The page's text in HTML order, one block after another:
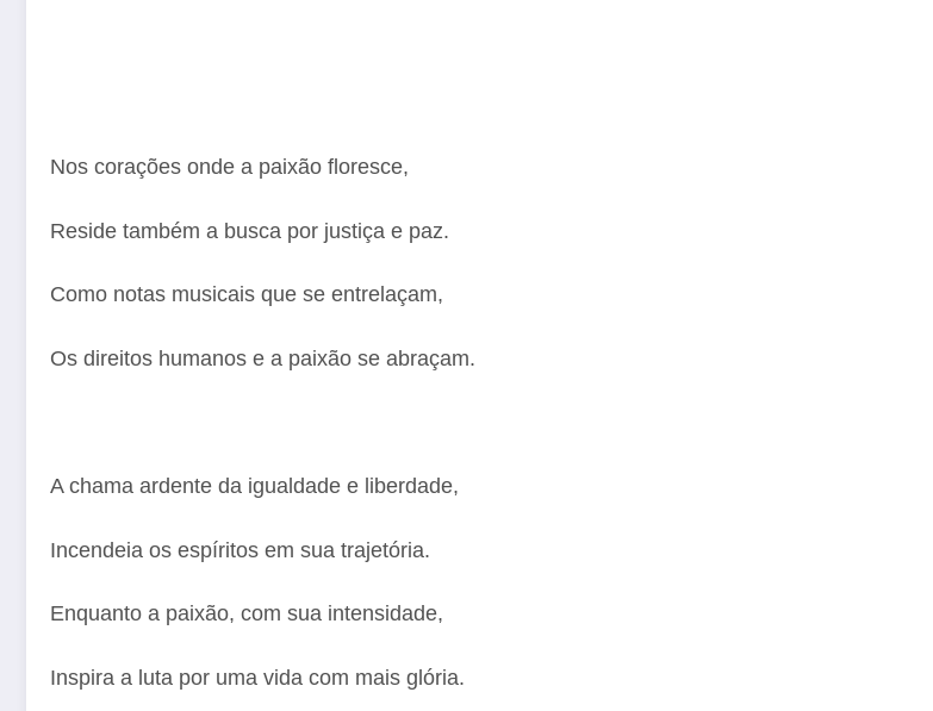
Nos corações onde a paixão floresce,
Reside também a busca por justiça e paz.
Como notas musicais que se entrelaçam,
Os direitos humanos e a paixão se abraçam.
A chama ardente da igualdade e liberdade,
Incendeia os espíritos em sua trajetória.
Enquanto a paixão, com sua intensidade,
Inspira a luta por uma vida com mais glória.